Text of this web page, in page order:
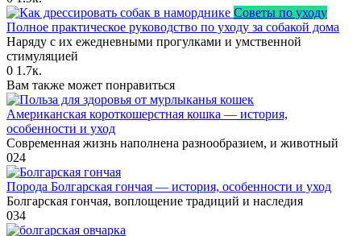
Советы по уходу
Полное практическое руководство по уходу за собакой дома
Наряду с их ежедневными прогулками и умственной
стимуляцией
0 1.7к.
Вам также может понравиться
Американская короткошерстная кошка — история,
особенности и уход
Современная жизнь наполнена разнообразием, и животный
024
Порода Болгарская гончая — история, особенности и уход
Болгарская гончая, воплощение традиций и наследия
034